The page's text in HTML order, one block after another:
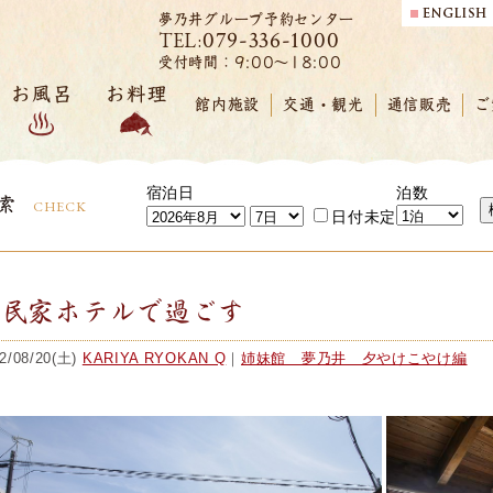
夢乃井グループ予約センター
TEL:079-336-1000
受付時間：9:00～18:00
お風呂 お料理
館内施設 交通・観光 通信販売
CHECK
宿泊日
日付未定
泊数
家ホテルで過ごす
08/20(土) KARIYA RYOKAN Q ｜姉妹館 夢乃井 夕やけこやけ編